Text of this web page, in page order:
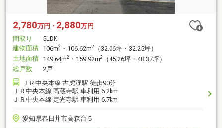
2,780万円・ 2,880万円
間取り
5LDK
建物面積 106m2 ・106.62m2
（32.06坪・32.25坪）
土地面積 149.64m2 ・159.92m2
（45.26坪・48.37坪）
総戸数
2戸
ＪＲ中央本線 古虎渓駅 徒歩90分
ＪＲ中央本線 高蔵寺駅 車利用 6.2km
ＪＲ中央本線 定光寺駅 車利用 6.7km
愛知県春日井市高森台５